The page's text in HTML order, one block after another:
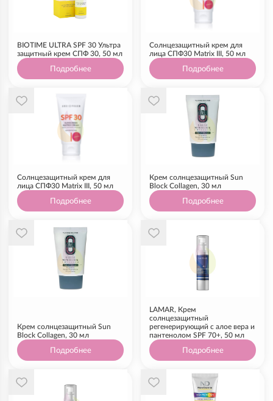
BIOTIME ULTRA SPF 30 Ультра
защитный крем СПФ 30, 50 мл
Подробнее
Солнцезащитный крем для
лица СПФ30 Matrix III, 50 мл
Подробнее
Солнцезащитный крем для
лица СПФ30 Matrix III, 50 мл
Подробнее
Крем солнцезащитный Sun
Block Collagen, 30 мл
Подробнее
Крем солнцезащитный Sun
Block Collagen, 30 мл
Подробнее
LAMAR, Крем
солнцезащитный
регенерирующий с алое вера и
пантенолом SPF 70+, 50 мл
Подробнее